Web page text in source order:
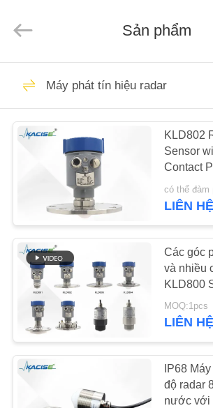
NHÀ
SẢN
PHẨM
VỀ
CHÚNG
TÔI
THAM
QUAN
NHÀ
Xi'an
Kacise
All
Reserved.
Cảm biến chất
lượng nước
Cảm biến áp
chính xác
Sản phẩm
Máy phát tín hiệu radar
KLD802
Sensor
Contact
Antenna
trung tâm
xác
có thể đàm
LIÊN HỆ
Các góc
và nhiều
KLD800
Radar
MOQ:1pcs
LIÊN HỆ
IP68
độ radar
nước với